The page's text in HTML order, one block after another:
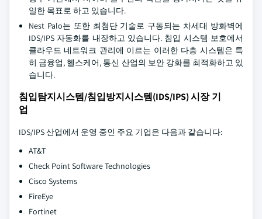
일한 목표로 하고 있습니다.
Nest Palo는 또한 최첨단 기술로 구동되는 차세대 방화벽에
IDS/IPS 자동화를 내장하고 있습니다. 침입 시스템 보호에서
클라우드 네트워크 관리에 이르는 이러한 다층 시스템은 특
히 금융업, 헬스케어, 통신 산업의 보안 강화를 최적화하고 있
습니다.
침입탐지시스템/침입방지시스템(IDS/IPS) 시장 기
업
IDS/IPS 산업에서 운영 중인 주요 기업은 다음과 같습니다:
AT&T
Check Point Software Technologies
Cisco Systems
FireEye
Fortinet